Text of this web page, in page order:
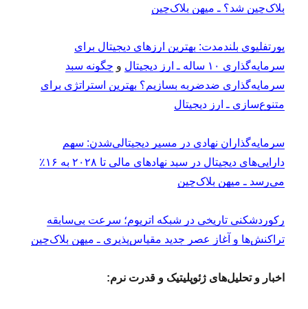
بلاک‌چین شد؟ ـ میهن بلاک‌چین
پورتفلیوی بلندمدت: بهترین ارزهای دیجیتال برای
سرمایه‌گذاری ۱۰ ساله ـ ارز دیجیتال
و چگونه سبد
سرمایه‌گذاری ضدضربه بسازیم؟ بهترین استراتژی برای
متنوع‌سازی ـ ارز دیجیتال
سرمایه‌گذاران نهادی در مسیر دیجیتالی‌شدن: سهم
دارایی‌های دیجیتال در سبد نهادهای مالی تا ۲۰۲۸ به ۱۶٪
می‌رسد ـ میهن بلاک‌چین
رکوردشکنی تاریخی در شبکه اتریوم؛ سرعت بی‌سابقه
تراکنش‌ها و آغاز عصر جدید مقیاس‌پذیری ـ میهن بلاک‌چین
اخبار و تحلیل‌های ژئوپلیتیک و قدرت نرم: